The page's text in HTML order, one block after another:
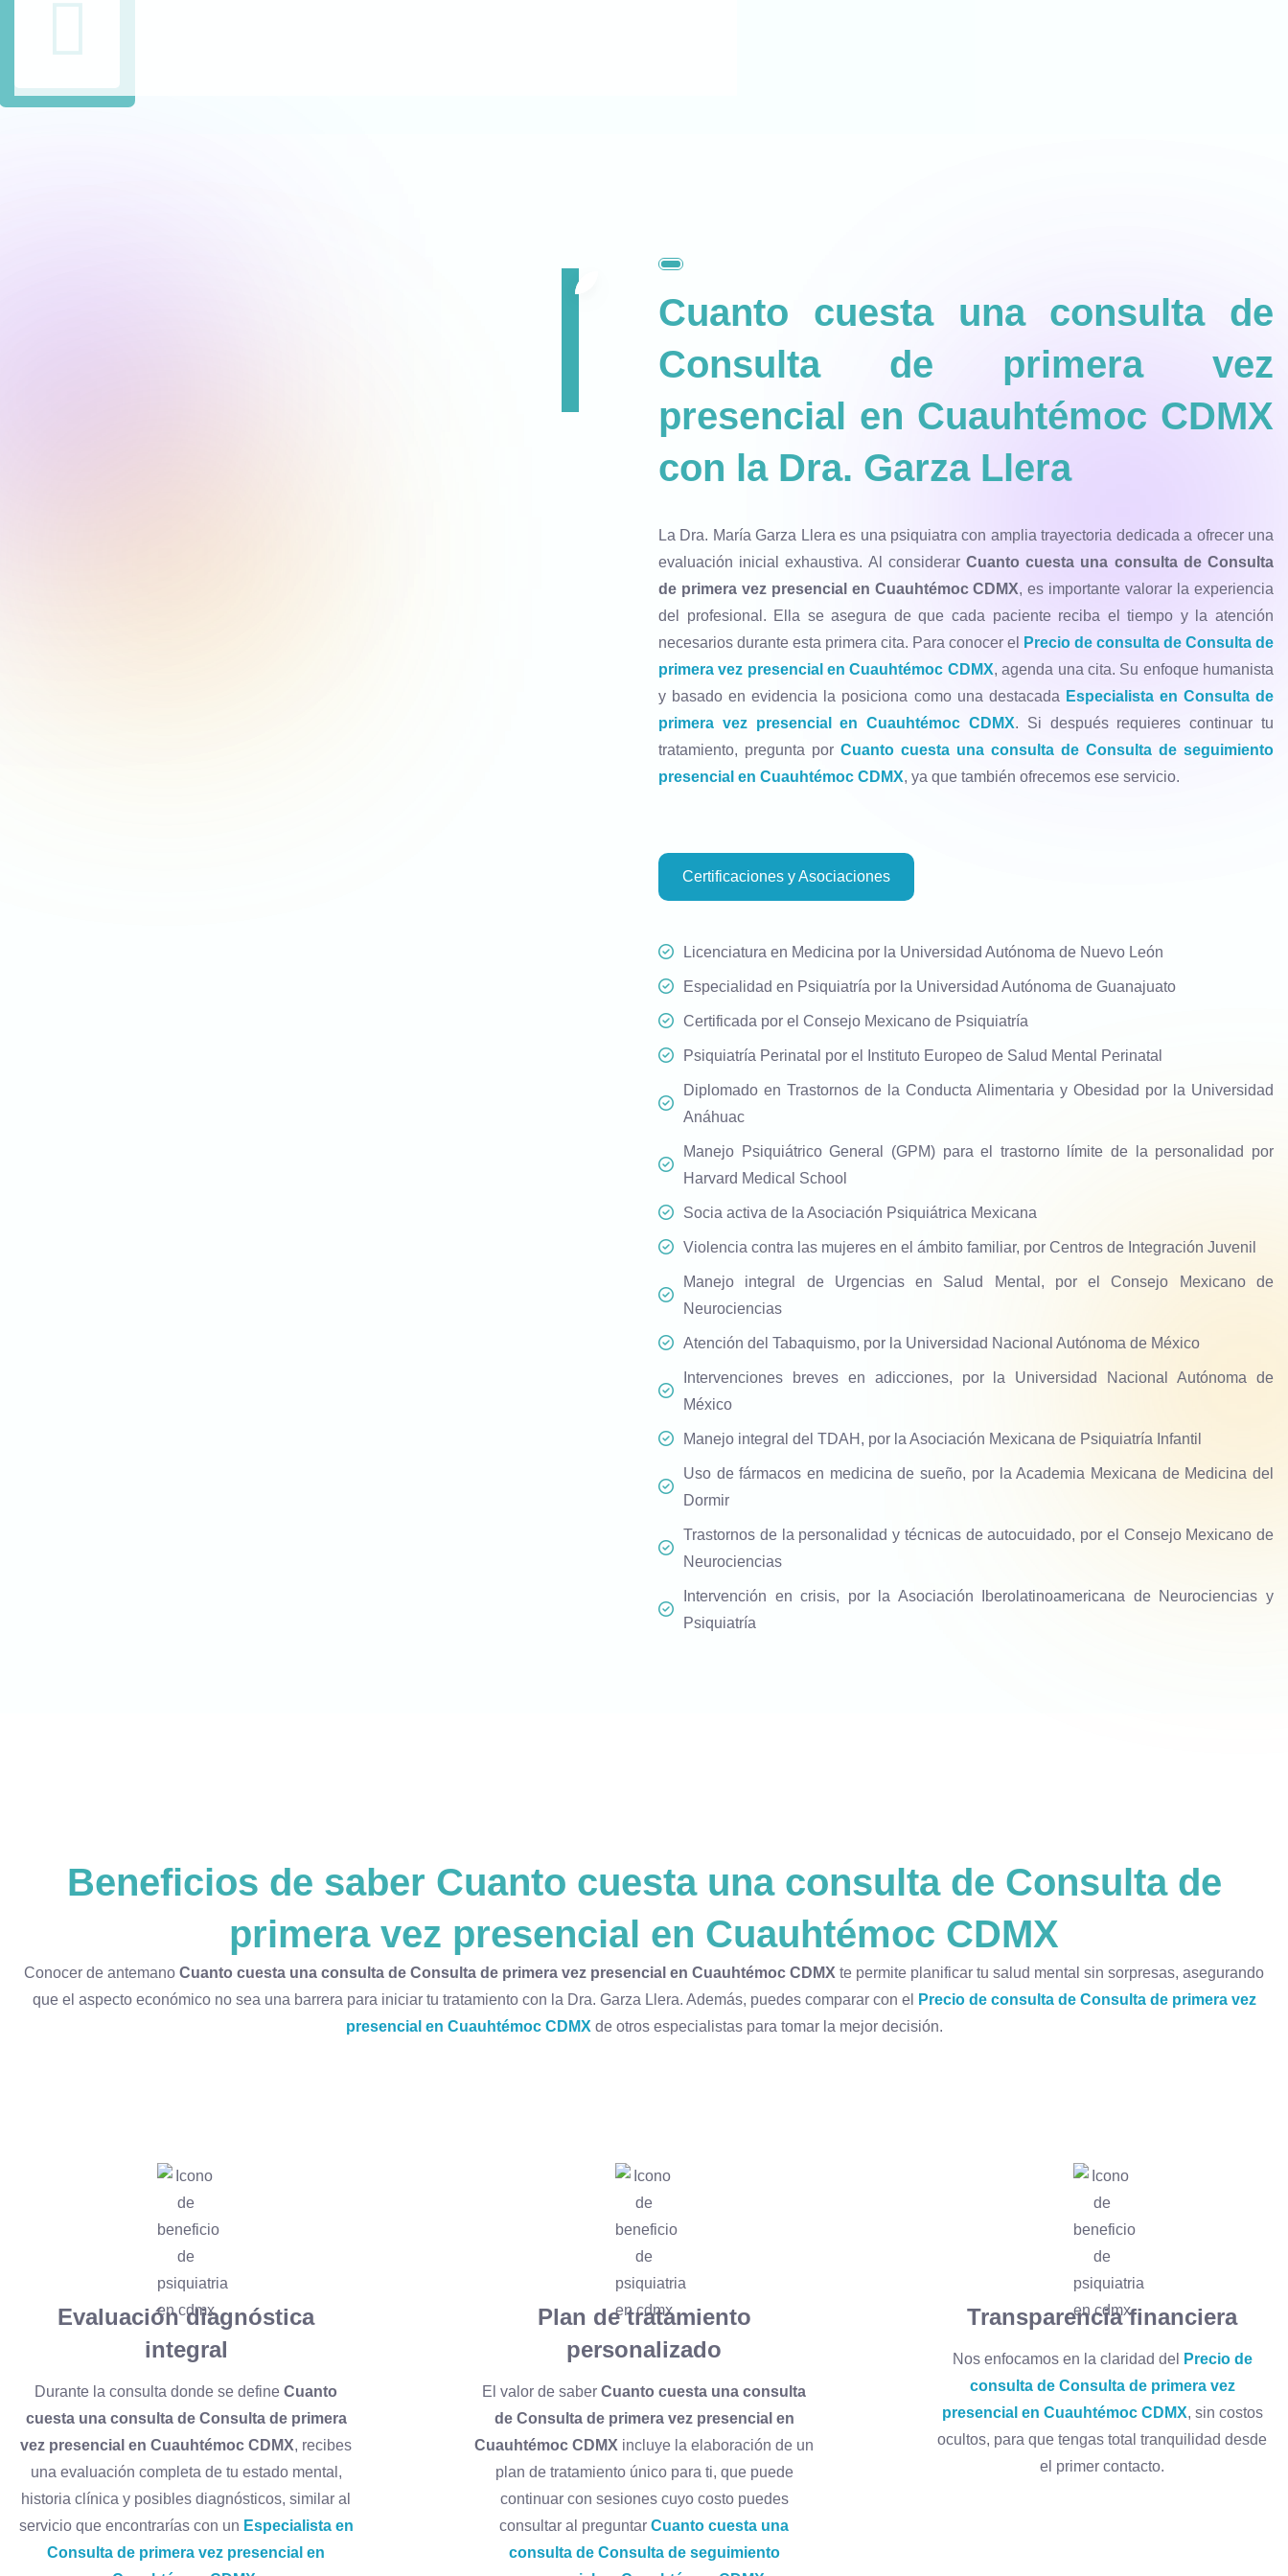
Haznos Tus Preguntas Por WhatsApp
Cuanto cuesta una consulta de
Consulta de primera vez
presencial en Cuauhtémoc CDMX
con la Dra. Garza Llera
La Dra. María Garza Llera es una psiquiatra con amplia trayectoria dedicada a ofrecer una
evaluación inicial exhaustiva. Al considerar Cuanto cuesta una consulta de Consulta
de primera vez presencial en Cuauhtémoc CDMX, es importante valorar la experiencia
del profesional. Ella se asegura de que cada paciente reciba el tiempo y la atención
necesarios durante esta primera cita. Para conocer el
Precio de consulta de Consulta de
primera vez presencial en Cuauhtémoc CDMX, agenda una cita. Su enfoque humanista
y basado en evidencia la posiciona como una destacada Especialista en Consulta de
primera vez presencial en Cuauhtémoc CDMX. Si después requieres continuar tu
tratamiento, pregunta por Cuanto cuesta una consulta de Consulta de seguimiento
presencial en Cuauhtémoc CDMX, ya que también ofrecemos ese servicio.
Certificaciones y Asociaciones
Licenciatura en Medicina por la Universidad Autónoma de Nuevo León
Especialidad en Psiquiatría por la Universidad Autónoma de Guanajuato
Certificada por el Consejo Mexicano de Psiquiatría
Psiquiatría Perinatal por el Instituto Europeo de Salud Mental Perinatal
Diplomado en Trastornos de la Conducta Alimentaria y Obesidad por la Universidad
Anáhuac
Manejo Psiquiátrico General (GPM) para el trastorno límite de la personalidad por
Harvard Medical School
Socia activa de la Asociación Psiquiátrica Mexicana
Violencia contra las mujeres en el ámbito familiar, por Centros de Integración Juvenil
Manejo integral de Urgencias en Salud Mental, por el Consejo Mexicano de
Neurociencias
Atención del Tabaquismo, por la Universidad Nacional Autónoma de México
Intervenciones breves en adicciones, por la Universidad Nacional Autónoma de
México
Manejo integral del TDAH, por la Asociación Mexicana de Psiquiatría Infantil
Uso de fármacos en medicina de sueño, por la Academia Mexicana de Medicina del
Dormir
Trastornos de la personalidad y técnicas de autocuidado, por el Consejo Mexicano de
Neurociencias
Intervención en crisis, por la Asociación Iberolatinoamericana de Neurociencias y
Psiquiatría
Beneficios de saber Cuanto cuesta una consulta de Consulta de
primera vez presencial en Cuauhtémoc CDMX
Conocer de antemano Cuanto cuesta una consulta de Consulta de primera vez presencial en Cuauhtémoc CDMX te permite planificar tu salud mental sin sorpresas, asegurando
que el aspecto económico no sea una barrera para iniciar tu tratamiento con la Dra. Garza Llera. Además, puedes comparar con el
Precio de consulta de Consulta de primera vez
presencial en Cuauhtémoc CDMX de otros especialistas para tomar la mejor decisión.
Evaluación diagnóstica
integral
Durante la consulta donde se define Cuanto
cuesta una consulta de Consulta de primera
vez presencial en Cuauhtémoc CDMX, recibes
una evaluación completa de tu estado mental,
historia clínica y posibles diagnósticos, similar al
servicio que encontrarías con un Especialista en
Consulta de primera vez presencial en
Plan de tratamiento
personalizado
El valor de saber Cuanto cuesta una consulta
de Consulta de primera vez presencial en
Cuauhtémoc CDMX incluye la elaboración de un
plan de tratamiento único para ti, que puede
continuar con sesiones cuyo costo puedes
consultar al preguntar Cuanto cuesta una
consulta de Consulta de seguimiento
Transparencia financiera
Nos enfocamos en la claridad del
Precio de
consulta de Consulta de primera vez
presencial en Cuauhtémoc CDMX, sin costos
ocultos, para que tengas total tranquilidad desde
el primer contacto.